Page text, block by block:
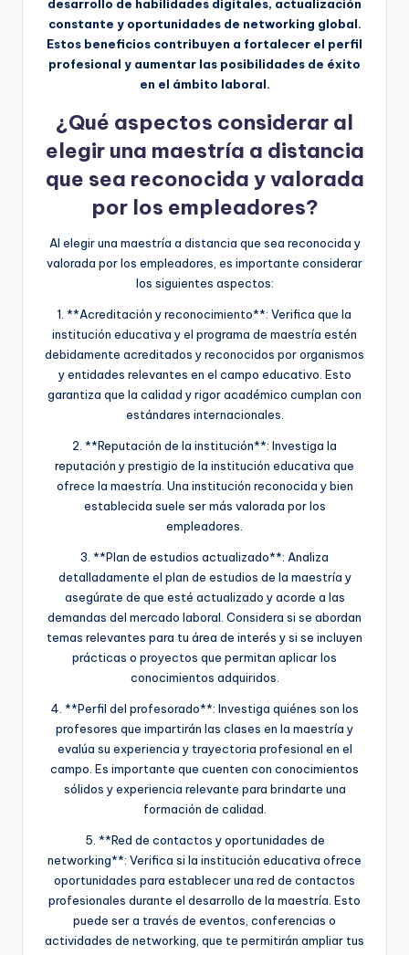
desarrollo de habilidades digitales, actualización
constante y oportunidades de networking global.
Estos beneficios contribuyen a fortalecer el perfil
profesional y aumentar las posibilidades de éxito
en el ámbito laboral.
¿Qué aspectos considerar al
elegir una maestría a distancia
que sea reconocida y valorada
por los empleadores?
Al elegir una maestría a distancia que sea reconocida y
valorada por los empleadores, es importante considerar
los siguientes aspectos:
1. **Acreditación y reconocimiento**: Verifica que la
institución educativa y el programa de maestría estén
debidamente acreditados y reconocidos por organismos
y entidades relevantes en el campo educativo. Esto
garantiza que la calidad y rigor académico cumplan con
estándares internacionales.
2. **Reputación de la institución**: Investiga la
reputación y prestigio de la institución educativa que
ofrece la maestría. Una institución reconocida y bien
establecida suele ser más valorada por los
empleadores.
3. **Plan de estudios actualizado**: Analiza
detalladamente el plan de estudios de la maestría y
asegúrate de que esté actualizado y acorde a las
demandas del mercado laboral. Considera si se abordan
temas relevantes para tu área de interés y si se incluyen
prácticas o proyectos que permitan aplicar los
conocimientos adquiridos.
4. **Perfil del profesorado**: Investiga quiénes son los
profesores que impartirán las clases en la maestría y
evalúa su experiencia y trayectoria profesional en el
campo. Es importante que cuenten con conocimientos
sólidos y experiencia relevante para brindarte una
formación de calidad.
5. **Red de contactos y oportunidades de
networking**: Verifica si la institución educativa ofrece
oportunidades para establecer una red de contactos
profesionales durante el desarrollo de la maestría. Esto
puede ser a través de eventos, conferencias o
actividades de networking, que te permitirán ampliar tus